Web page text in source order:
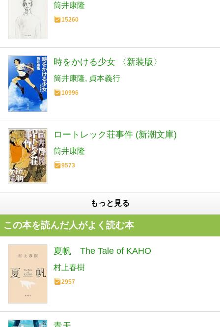
筒井康隆
15260
時をかける少女 〈新装版〉
筒井康隆 貞本義行
10996
ロートレック荘事件 (新潮文庫)
筒井康隆
9573
もっと見る
この本を読んだ人がよく読む本
夏帆 The Tale of KAHO
村上春樹
2957